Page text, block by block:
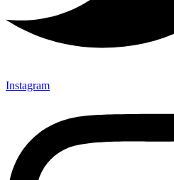
Instagram